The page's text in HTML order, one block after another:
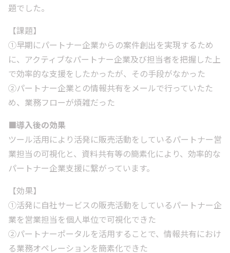
題でした。
【課題】
①早期にパートナー企業からの案件創出を実現するため
に、アクティブなパートナー企業及び担当者を把握した上
で効率的な支援をしたかったが、その手段がなかった
②パートナー企業との情報共有をメールで行っていたた
め、業務フローが煩雑だった
■導入後の効果
ツール活用により活発に販売活動をしているパートナー営
業担当の可視化と、資料共有等の簡素化により、効率的な
パートナー企業支援に繋がっています。
【効果】
①活発に自社サービスの販売活動をしているパートナー企
業を営業担当を個人単位で可視化できた
②パートナーポータルを活用することで、情報共有におけ
る業務オペレーションを簡素化できた